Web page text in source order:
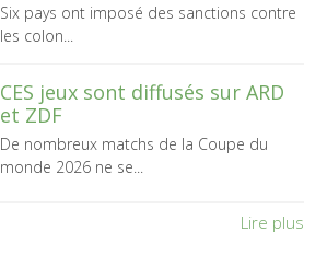
Six pays ont imposé des sanctions contre
les colon...
CES jeux sont diffusés sur ARD
et ZDF
De nombreux matchs de la Coupe du
monde 2026 ne se...
Lire plus